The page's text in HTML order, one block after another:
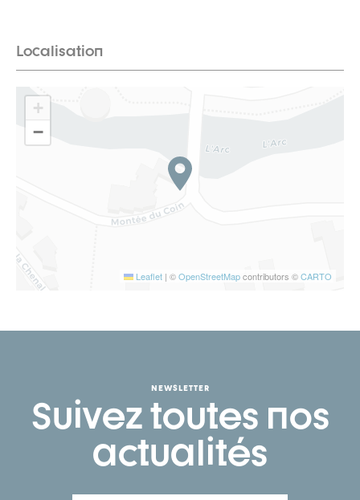
Localisation
+
−
Leaflet | ©OpenStreetMapcontributors ©CARTO
NEWSLETTER
Suivez toutes nos
actualités